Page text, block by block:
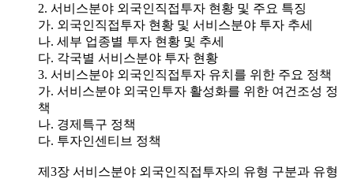
2. 서비스분야 외국인직접투자 현황 및 주요 특징
가. 외국인직접투자 현황 및 서비스분야 투자 추세
나. 세부 업종별 투자 현황 및 추세
다. 각국별 서비스분야 투자 현황
3. 서비스분야 외국인직접투자 유치를 위한 주요 정책
가. 서비스분야 외국인투자 활성화를 위한 여건조성 정
책
나. 경제특구 정책
다. 투자인센티브 정책
제3장 서비스분야 외국인직접투자의 유형 구분과 유형